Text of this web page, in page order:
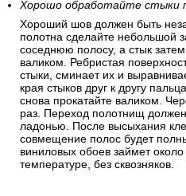
Постоянно проверяйте
При работе постоянно
нет ли складок, неровностей
Хорошо обработайте стыки
Хороший шов должен быть
полотна сделайте небольшой
соседнюю полосу, а стык
валиком. Ребристая
стыки, сминает их и
края стыков друг к другу